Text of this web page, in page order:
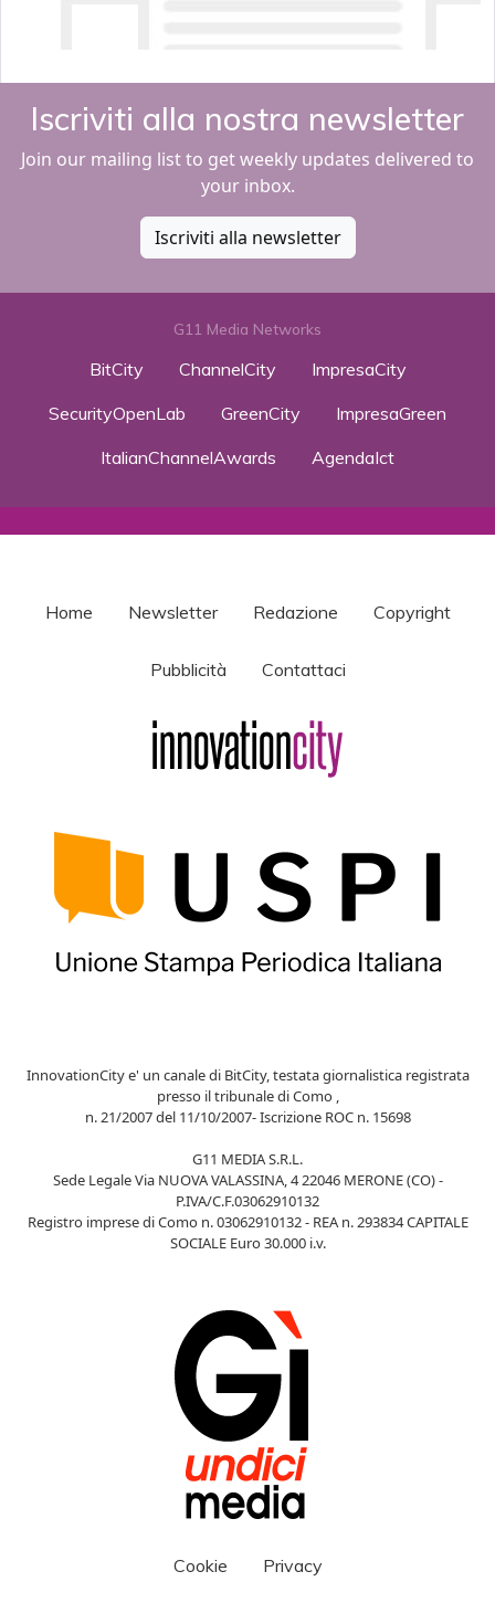
Iscriviti alla nostra newsletter
Join our mailing list to get weekly updates delivered to
your inbox.
Iscriviti alla newsletter
G11 Media Networks
BitCity ChannelCity
ImpresaCity
SecurityOpenLab
GreenCity
ImpresaGreen
ItalianChannelAwards
AgendaIct
Home Newsletter Redazione Copyright
Pubblicità Contattaci
InnovationCity e' un canale di BitCity, testata giornalistica registrata
presso il tribunale di Como ,
n. 21/2007 del 11/10/2007- Iscrizione ROC n. 15698
G11 MEDIA S.R.L.
Sede Legale Via NUOVA VALASSINA, 4 22046 MERONE (CO) -
P.IVA/C.F.03062910132
Registro imprese di Como n. 03062910132 - REA n. 293834 CAPITALE
SOCIALE Euro 30.000 i.v.
Cookie Privacy